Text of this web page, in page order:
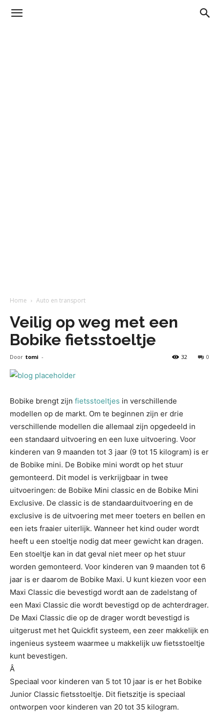
Home Auto en transport
Veilig op weg met een
Bobike fietsstoeltje
Door tomi - 0
32
Bobike brengt zijn fietsstoeltjes in verschillende
modellen op de markt. Om te beginnen zijn er drie
verschillende modellen die allemaal zijn opgedeeld in
een standaard uitvoering en een luxe uitvoering. Voor
kinderen van 9 maanden tot 3 jaar (9 tot 15 kilogram) is er
de Bobike mini. De Bobike mini wordt op het stuur
gemonteerd. Dit model is verkrijgbaar in twee
uitvoeringen: de Bobike Mini classic en de Bobike Mini
Exclusive. De classic is de standaarduitvoering en de
exclusive is de uitvoering met meer toeters en bellen en
een iets fraaier uiterlijk. Wanneer het kind ouder wordt
heeft u een stoeltje nodig dat meer gewicht kan dragen.
Een stoeltje kan in dat geval niet meer op het stuur
worden gemonteerd. Voor kinderen van 9 maanden tot 6
jaar is er daarom de Bobike Maxi. U kunt kiezen voor een
Maxi Classic die bevestigd wordt aan de zadelstang of
een Maxi Classic die wordt bevestigd op de achterdrager.
De Maxi Classic die op de drager wordt bevestigd is
uitgerust met het Quickfit systeem, een zeer makkelijk en
ingenieus systeem waarmee u makkelijk uw fietsstoeltje
kunt bevestigen.
Â
Speciaal voor kinderen van 5 tot 10 jaar is er het Bobike
Junior Classic fietsstoeltje. Dit fietszitje is speciaal
ontworpen voor kinderen van 20 tot 35 kilogram.